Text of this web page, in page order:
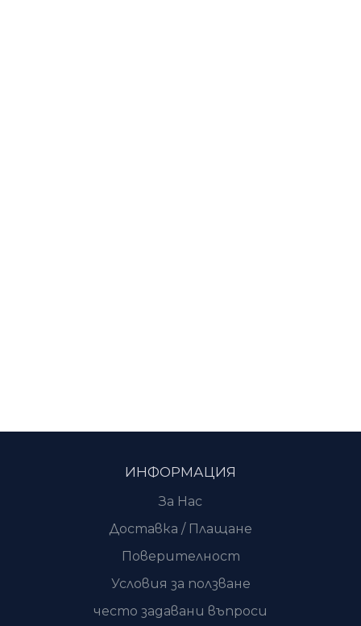
ИНФОРМАЦИЯ
За Нас
Доставка / Плащане
Поверителност
Условия за ползване
често задавани въпроси